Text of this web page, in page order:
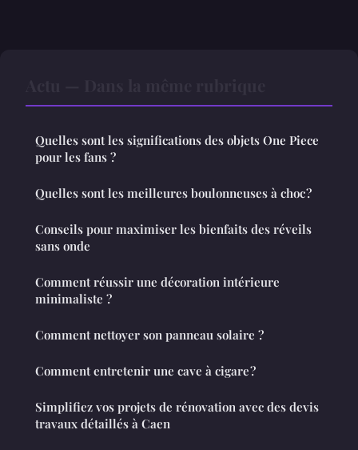
Quelles sont les significations des objets One Piece
pour les fans ?
Quelles sont les meilleures boulonneuses à choc ?
Conseils pour maximiser les bienfaits des réveils
sans onde
Comment réussir une décoration intérieure
minimaliste ?
Comment nettoyer son panneau solaire ?
Comment entretenir une cave à cigare ?
Simplifiez vos projets de rénovation avec des devis
travaux détaillés à Caen